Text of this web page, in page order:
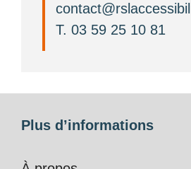
T. 03 59 25 10 81
Plus d’informations